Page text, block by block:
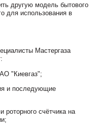
другую модель бытового
для использования в
Мастергаза
"Киевгаз";
и последующие
роторного счётчика на